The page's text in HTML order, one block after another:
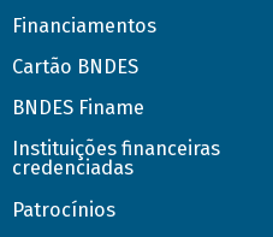
Financiamentos
Cartão BNDES
BNDES Finame
Instituições financeiras
credenciadas
Patrocínios